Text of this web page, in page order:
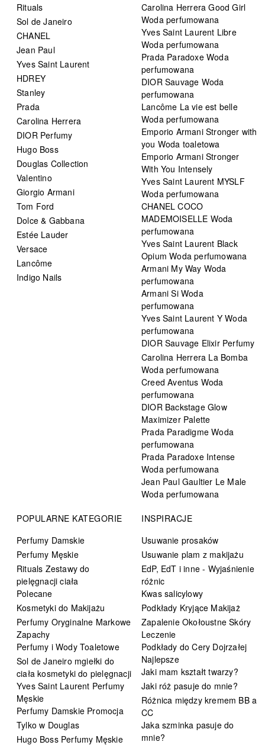
Rituals
Sol de Janeiro
CHANEL
Jean Paul
Yves Saint Laurent
HDREY
Stanley
Prada
Carolina Herrera
DIOR Perfumy
Hugo Boss
Douglas Collection
Valentino
Giorgio Armani
Tom Ford
Dolce & Gabbana
Estée Lauder
Versace
Lancôme
Indigo Nails
Carolina Herrera Good Girl
Woda perfumowana
Yves Saint Laurent Libre
Woda perfumowana
Prada Paradoxe Woda
perfumowana
DIOR Sauvage Woda
perfumowana
Lancôme La vie est belle
Woda perfumowana
Emporio Armani Stronger with
you Woda toaletowa
Emporio Armani Stronger
With You Intensely
Yves Saint Laurent MYSLF
Woda perfumowana
CHANEL COCO
MADEMOISELLE Woda
perfumowana
Yves Saint Laurent Black
Opium Woda perfumowana
Armani My Way Woda
perfumowana
Armani Si Woda
perfumowana
Yves Saint Laurent Y Woda
perfumowana
DIOR Sauvage Elixir Perfumy
Carolina Herrera La Bomba
Woda perfumowana
Creed Aventus Woda
perfumowana
DIOR Backstage Glow
Maximizer Palette
Prada Paradigme Woda
perfumowana
Prada Paradoxe Intense
Woda perfumowana
Jean Paul Gaultier Le Male
Woda perfumowana
POPULARNE KATEGORIE
Perfumy Damskie
Perfumy Męskie
Rituals Zestawy do
pielęgnacji ciała
Polecane
Kosmetyki do Makijażu
Perfumy Oryginalne Markowe
Zapachy
Perfumy i Wody Toaletowe
Sol de Janeiro mgiełki do
ciała kosmetyki do pielęgnacji
Yves Saint Laurent Perfumy
Męskie
Perfumy Damskie Promocja
Tylko w Douglas
Hugo Boss Perfumy Męskie
INSPIRACJE
Usuwanie prosaków
Usuwanie plam z makijażu
EdP, EdT i inne - Wyjaśnienie
różnic
Kwas salicylowy
Podkłady Kryjące Makijaż
Zapalenie Okołoustne Skóry
Leczenie
Podkłady do Cery Dojrzałej
Najlepsze
Jaki mam kształt twarzy?
Jaki róż pasuje do mnie?
Różnica między kremem BB a
CC
Jaka szminka pasuje do
mnie?